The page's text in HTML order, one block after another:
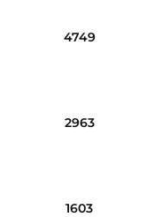
4749
2963
1603